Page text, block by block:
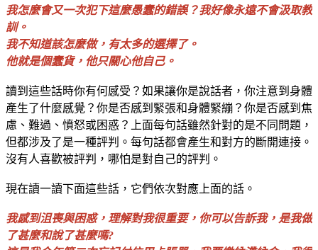
我怎麼會又一次犯下這麼愚蠢的錯誤？我好像永遠不會汲取教
訓。
我不知道該怎麼做，有太多的選擇了。
他就是個蠢貨，他只關心他自己。
讀到這些話時你有何感受？如果讓你是說話者，你注意到身體
產生了什麼感覺？你是否感到緊張和身體緊繃？你是否感到焦
慮、難過、憤怒或困惑？上面每句話雖然針對的是不同問題，
但都涉及了是一種評判。每句話都會產生和對方的斷開連接。
沒有人喜歡被評判，哪怕是對自己的評判。
現在讀一讀下面這些話，它們依次對應上面的話。
我感到沮喪與困惑，理解對我很重要，你可以告訴我，是我做
了甚麼和說了甚麼嗎?